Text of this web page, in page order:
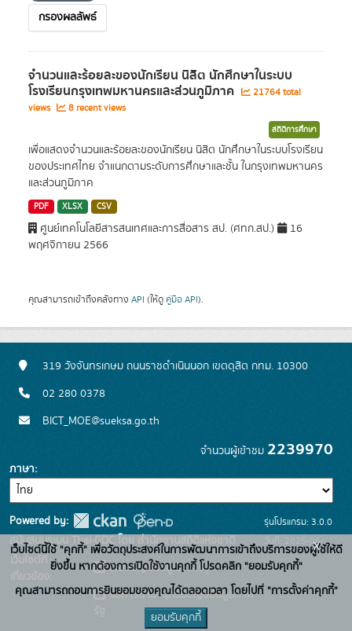
กรองผลลัพธ์
จำนวนและร้อยละของนักเรียน นิสิต นักศึกษาในระบบ
โรงเรียนกรุงเทพมหานครและส่วนภูมิภาค
21764 total
views
8 recent views
สถิติการศึกษา
เพื่อแสดงจำนวนและร้อยละของนักเรียน นิสิต นักศึกษาในระบบโรงเรียน
ของประเทศไทย จำแนกตามระดับการศึกษาและชั้น ในกรุงเทพมหานคร
และส่วนภูมิภาค
PDF XLSX CSV
ศูนย์เทคโนโลยีสารสนเทศและการสื่อสาร สป. (ศทก.สป.)
16
พฤศจิกายน 2566
คุณสามารถเข้าถึงคลังทาง API (ให้ดู คู่มือ API).
319 วังจันทรเกษม ถนนราชดำเนินนอก เขตดุสิต กทม. 10300
02 280 0378
BICT_MOE@sueksa.go.th
จำนวนผู้เข้าชม 2239970
ภาษา
Powered by:
สนับสนุนระบบ Thai-GDC โดย สำนักงานสถิติแห่งชาติ
เว็บไซต์ที่
เกี่ยวข้อง:
ระบบบัญชีข้อมูลภาครัฐ
บริการนามานุกรมบัญชีข้อมูลภาค
รุ่นโปรแกรม: 3.0.0
วันที่: 2025-06-
26
เว็บไซต์นี้ใช้ "คุกกี้" เพื่อวัตถุประสงค์ในการพัฒนาการเข้าถึงบริการของผู้ใช้ให้ดี
ยิ่งขึ้น หากต้องการเปิดใช้งานคุกกี้ โปรดคลิก "ยอมรับคุกกี้"
คุณสามารถถอนการยินยอมของคุณได้ตลอดเวลา โดยไปที่ "การตั้งค่าคุกกี้"
ยอมรับคุกกี้
x